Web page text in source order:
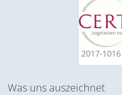
Was uns auszeichnet